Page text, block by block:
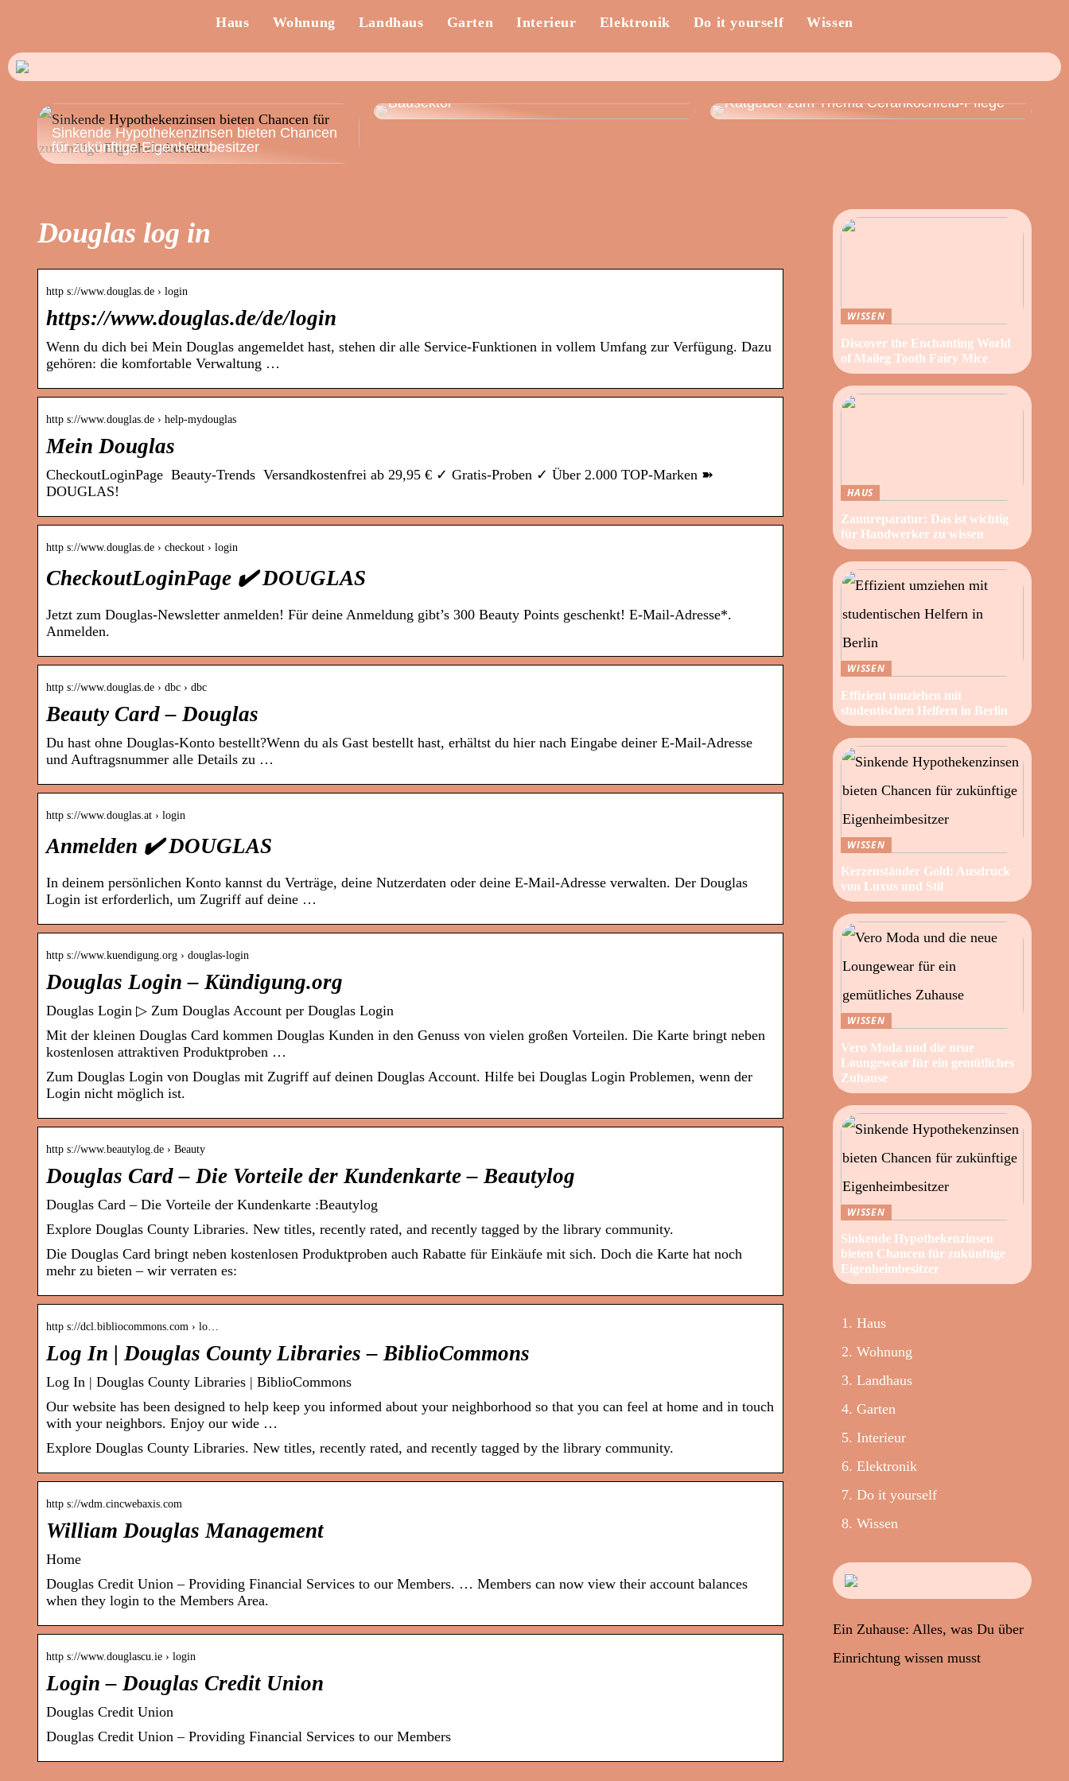
Haus Wohnung Landhaus Garten Interieur Elektronik Do it yourself Wissen
Sinkende Hypothekenzinsen bieten Chancen
für zukünftige Eigenheimbesitzer
Bausektor
Ratgeber zum Thema Cerankochfeld-Pflege
Douglas log in
http s://www.douglas.de › login
https://www.douglas.de/de/login
Wenn du dich bei Mein Douglas angemeldet hast, stehen dir alle Service-Funktionen in vollem Umfang zur Verfügung. Dazu
gehören: die komfortable Verwaltung …
http s://www.douglas.de › help-mydouglas
Mein Douglas
CheckoutLoginPage ️️ Beauty-Trends ️️ Versandkostenfrei ab 29,95 € ✓ Gratis-Proben ✓ Über 2.000 TOP-Marken ➽
DOUGLAS!
http s://www.douglas.de › checkout › login
CheckoutLoginPage ✔️ DOUGLAS
Jetzt zum Douglas-Newsletter anmelden! Für deine Anmeldung gibt’s 300 Beauty Points geschenkt! E-Mail-Adresse*.
Anmelden.
http s://www.douglas.de › dbc › dbc
Beauty Card – Douglas
Du hast ohne Douglas-Konto bestellt?Wenn du als Gast bestellt hast, erhältst du hier nach Eingabe deiner E-Mail-Adresse
und Auftragsnummer alle Details zu …
http s://www.douglas.at › login
Anmelden ✔️ DOUGLAS
In deinem persönlichen Konto kannst du Verträge, deine Nutzerdaten oder deine E-Mail-Adresse verwalten. Der Douglas
Login ist erforderlich, um Zugriff auf deine …
http s://www.kuendigung.org › douglas-login
Douglas Login – Kündigung.org
Douglas Login ▷ Zum Douglas Account per Douglas Login
Mit der kleinen Douglas Card kommen Douglas Kunden in den Genuss von vielen großen Vorteilen. Die Karte bringt neben
kostenlosen attraktiven Produktproben …
Zum Douglas Login von Douglas mit Zugriff auf deinen Douglas Account. Hilfe bei Douglas Login Problemen, wenn der
Login nicht möglich ist.
http s://www.beautylog.de › Beauty
Douglas Card – Die Vorteile der Kundenkarte – Beautylog
Douglas Card – Die Vorteile der Kundenkarte :Beautylog
Explore Douglas County Libraries. New titles, recently rated, and recently tagged by the library community.
Die Douglas Card bringt neben kostenlosen Produktproben auch Rabatte für Einkäufe mit sich. Doch die Karte hat noch
mehr zu bieten – wir verraten es:
http s://dcl.bibliocommons.com › lo…
Log In | Douglas County Libraries – BiblioCommons
Log In | Douglas County Libraries | BiblioCommons
Our website has been designed to help keep you informed about your neighborhood so that you can feel at home and in touch
with your neighbors. Enjoy our wide …
Explore Douglas County Libraries. New titles, recently rated, and recently tagged by the library community.
http s://wdm.cincwebaxis.com
William Douglas Management
Home
Douglas Credit Union – Providing Financial Services to our Members. … Members can now view their account balances
when they login to the Members Area.
http s://www.douglascu.ie › login
Login – Douglas Credit Union
Douglas Credit Union
Douglas Credit Union – Providing Financial Services to our Members
WISSEN
Discover the Enchanting World
of Maileg Tooth Fairy Mice
HAUS
Zaunreparatur: Das ist wichtig
für Handwerker zu wissen
WISSEN
Effizient umziehen mit
studentischen Helfern in Berlin
WISSEN
Kerzenständer Gold: Ausdruck
von Luxus und Stil
WISSEN
Vero Moda und die neue
Loungewear für ein gemütliches
Zuhause
WISSEN
Sinkende Hypothekenzinsen
bieten Chancen für zukünftige
Eigenheimbesitzer
Haus
Wohnung
Landhaus
Garten
Interieur
Elektronik
Do it yourself
Wissen
Ein Zuhause: Alles, was Du über
Einrichtung wissen musst